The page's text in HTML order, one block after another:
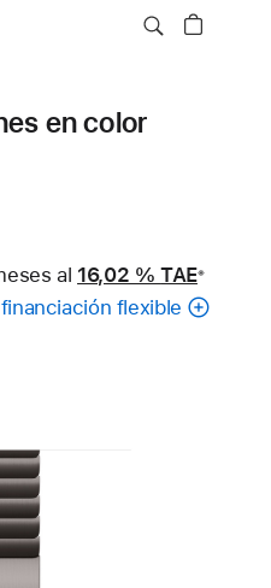
en color
al 16,02 %TAE※
flexible